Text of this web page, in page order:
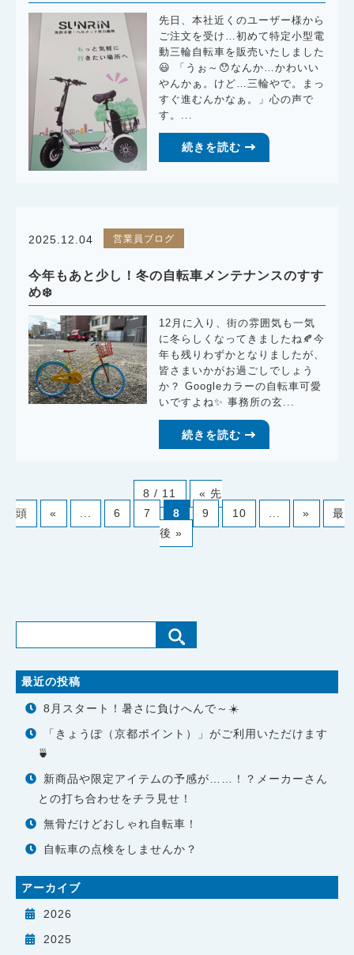
先日、本社近くのユーザー様から
ご注文を受け…初めて特定小型電
動三輪自転車を販売いたしました
😃 「うぉ～😯なんか…かわいい
やんかぁ。けど…三輪やで。まっ
すぐ進むんかなぁ。」心の声で
す。...
続きを読む
2025.12.04 営業員ブログ
今年もあと少し！冬の自転車メンテナンスのすす
め❄️
12月に入り、街の雰囲気も一気
に冬らしくなってきましたね🍂今
年も残りわずかとなりましたが、
皆さまいかがお過ごしでしょう
か？ Googleカラーの自転車可愛
いですよね✨ 事務所の玄...
続きを読む
8 / 11
« 先
頭
« ... 6 7 8 9 10 ... »
最
後 »
最近の投稿
8月スタート！暑さに負けへんで～☀️
「きょうぽ（京都ポイント）」がご利用いただけます
🍵
新商品や限定アイテムの予感が……！？メーカーさん
との打ち合わせをチラ見せ！
無骨だけどおしゃれ自転車！
自転車の点検をしませんか？
アーカイブ
2026
2025